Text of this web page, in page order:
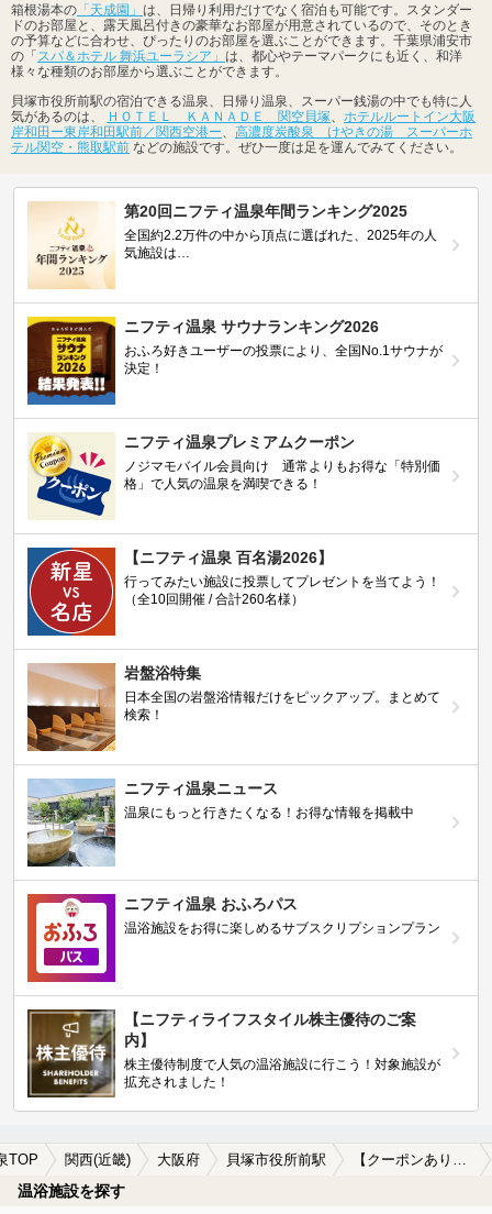
箱根湯本の 「天成園」 は、日帰り利用だけでなく宿泊も可能です。スタンダー
ドのお部屋と、露天風呂付きの豪華なお部屋が用意されているので、そのとき
の予算などに合わせ、ぴったりのお部屋を選ぶことができます。千葉県浦安市
の「スパ＆ホテル 舞浜ユーラシア」 は、都心やテーマパークにも近く、和洋
様々な種類のお部屋から選ぶことができます。
貝塚市役所前駅の宿泊できる温泉、日帰り温泉、スーパー銭湯の中でも特に人
気があるのは、
ＨＯＴＥＬ ＫＡＮＡＤＥ 関空貝塚、 ホテルルートイン大阪
岸和田ー東岸和田駅前／関西空港ー、 高濃度炭酸泉 けやきの湯 スーパーホ
テル関空・熊取駅前 などの施設です。ぜひ一度は足を運んでみてください。
第20回ニフティ温泉年間ランキング2025
全国約2.2万件の中から頂点に選ばれた、2025年の人
気施設は…
ニフティ温泉 サウナランキング2026
おふろ好きユーザーの投票により、全国No.1サウナが
決定！
ニフティ温泉プレミアムクーポン
ノジマモバイル会員向け 通常よりもお得な「特別価
格」で人気の温泉を満喫できる！
【ニフティ温泉 百名湯2026】
行ってみたい施設に投票してプレゼントを当てよう！
（全10回開催 / 合計260名様）
岩盤浴特集
日本全国の岩盤浴情報だけをピックアップ。まとめて
検索！
ニフティ温泉ニュース
温泉にもっと行きたくなる！お得な情報を掲載中
ニフティ温泉 おふろパス
温浴施設をお得に楽しめるサブスクリプションプラン
【ニフティライフスタイル株主優待のご案
内】
株主優待制度で人気の温浴施設に行こう！対象施設が
拡充されました！
TOP 関西(近畿) 大阪府 貝塚市役所前駅 【クーポンあり】貝塚市役所前駅近くの温泉宿・温泉旅館・ホテルおすすめ(2026年版)
温浴施設を探す